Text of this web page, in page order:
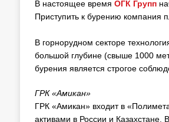
В настоящее время ОГК Групп
Приступить к бурению компания
В горнорудном секторе
большой глубине (свыше 1000
бурения является строгое
ГРК «Амикан»
ГРК «Амикан» входит в
активами в России и